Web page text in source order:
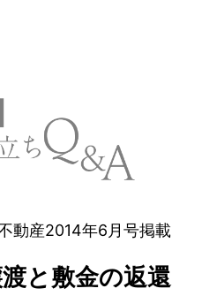
動産2014年6月号掲載
と敷金の返還